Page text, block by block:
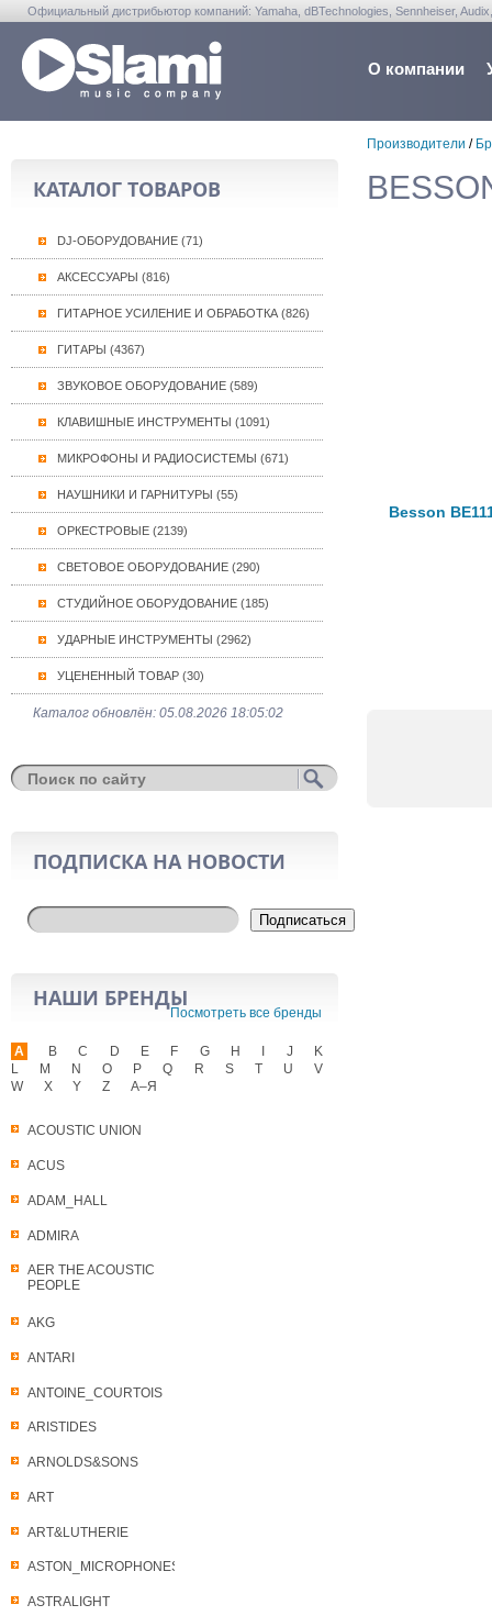
Официальный дистрибьютор компаний: Yamaha, dBTechnologies, Sennheiser,
О компании
КАТАЛОГ ТОВАРОВ
DJ-ОБОРУДОВАНИЕ (71)
АКСЕССУАРЫ (816)
ГИТАРНОЕ УСИЛЕНИЕ И ОБРАБОТКА (826)
ГИТАРЫ (4367)
ЗВУКОВОЕ ОБОРУДОВАНИЕ (589)
КЛАВИШНЫЕ ИНСТРУМЕНТЫ (1091)
МИКРОФОНЫ И РАДИОСИСТЕМЫ (671)
НАУШНИКИ И ГАРНИТУРЫ (55)
ОРКЕСТРОВЫЕ (2139)
СВЕТОВОЕ ОБОРУДОВАНИЕ (290)
СТУДИЙНОЕ ОБОРУДОВАНИЕ (185)
УДАРНЫЕ ИНСТРУМЕНТЫ (2962)
УЦЕНЕННЫЙ ТОВАР (30)
Каталог обновлён: 05.08.2026 18:05:02
ПОДПИСКА НА НОВОСТИ
Подписаться
НАШИ БРЕНДЫ
Посмотреть все бренды
A
ACOUSTIC UNION
ACUS
ADAM_HALL
ADMIRA
AER THE ACOUSTIC
PEOPLE
AKG
ANTARI
ANTOINE_COURTOIS
ARISTIDES
ARNOLDS&SONS
ART
ART&LUTHERIE
ASTON_MICROPHONES
ASTRALIGHT
B C D E F G H J
K
L
M N O P Q R S T U
V
W
X Y Z А–Я
Производители /
Besson